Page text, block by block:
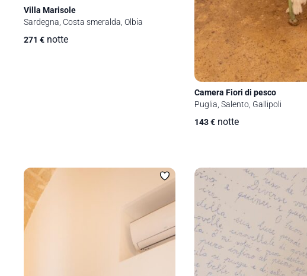
Villa Marisole
Sardegna, Costa smeralda, Olbia
271 € notte
Camera Fiori di pesco
Puglia, Salento, Gallipoli
143€ notte